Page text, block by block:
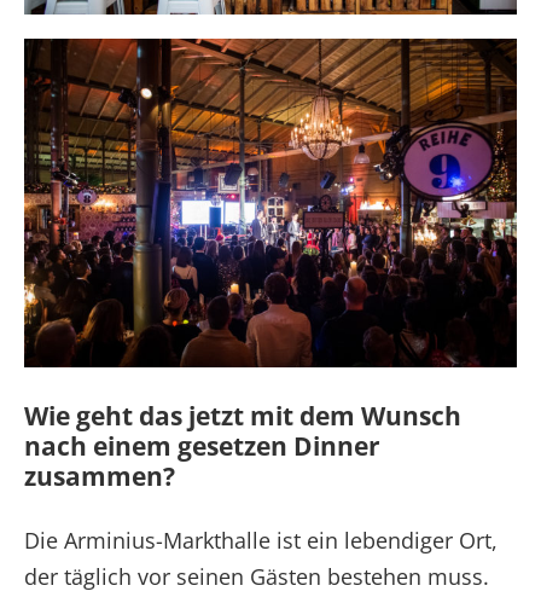
Wie geht das jetzt mit dem Wunsch
nach einem gesetzen Dinner
zusammen?
Die Arminius-Markthalle ist ein lebendiger Ort,
der täglich vor seinen Gästen bestehen muss.